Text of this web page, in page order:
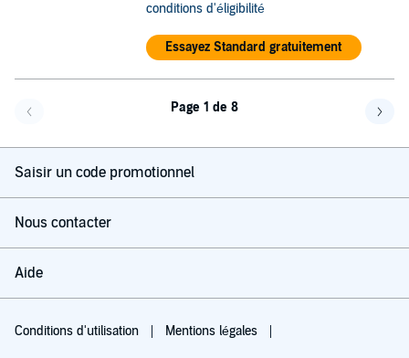
conditions d'éligibilité
Essayez Standard gratuitement
Page 1 de 8
Saisir un code promotionnel
Nous contacter
Aide
Conditions d'utilisation Mentions légales